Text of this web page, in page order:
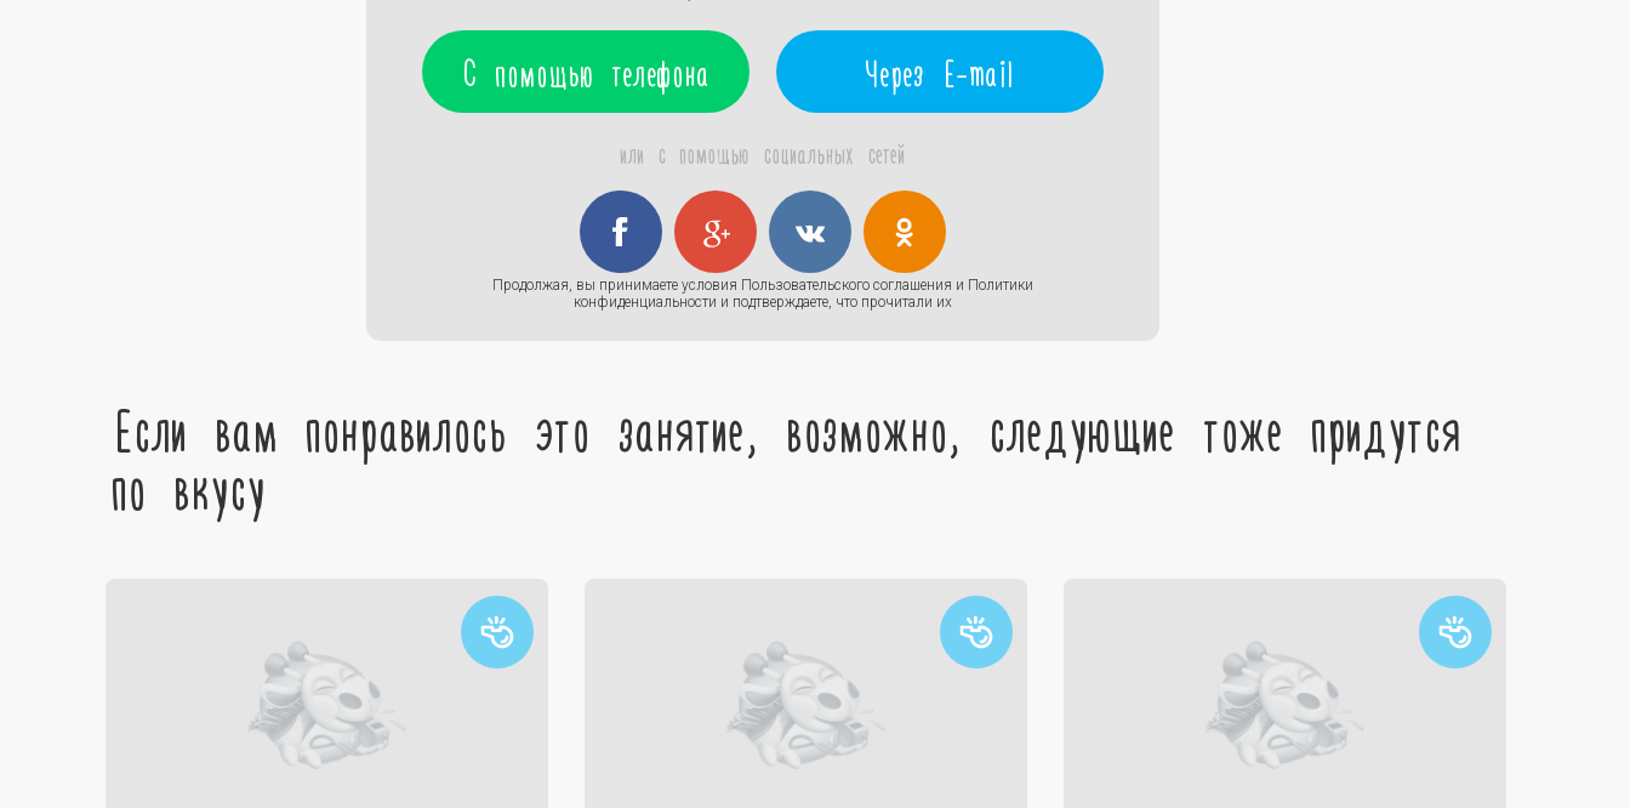
С помощью телефона Через E-mail
или с помощью социальных сетей
Продолжая, вы принимаете условия Пользовательского соглашения и Политики
конфиденциальности и подтверждаете, что прочитали их
Если вам понравилось это занятие, возможно, следующие тоже придутся
по вкусу